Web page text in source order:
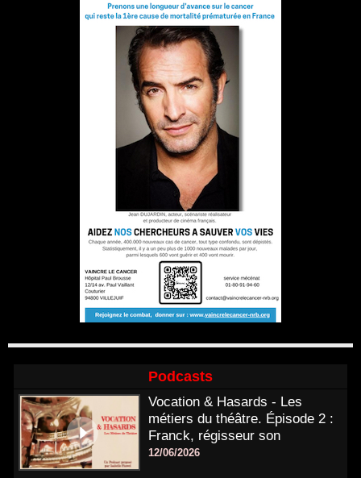
Podcasts
Vocation & Hasards - Les
métiers du théâtre. Épisode 2 :
Franck, régisseur son
12/06/2026